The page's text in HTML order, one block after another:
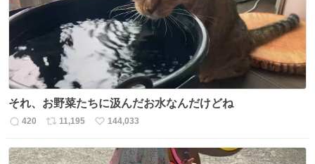
数
それ、お野菜たちに汲んだお水なんだけどね
返
数
420
リ
ス
11,195
い
ね
144,033